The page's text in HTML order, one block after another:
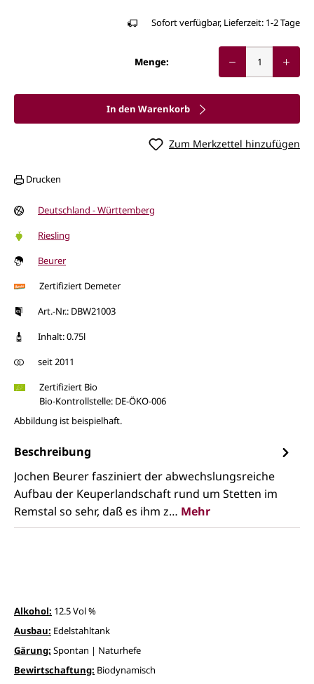
Sofort verfügbar, Lieferzeit: 1-2 Tage
Menge:
In den Warenkorb
Zum Merkzettel hinzufügen
Drucken
Deutschland - Württemberg
Riesling
Beurer
Zertifiziert Demeter
Art.-Nr.: DBW21003
Inhalt: 0.75l
seit 2011
Zertifiziert Bio
Bio-Kontrollstelle: DE-ÖKO-006
Abbildung ist beispielhaft.
Beschreibung
Jochen Beurer fasziniert der abwechslungsreiche
Aufbau der Keuperlandschaft rund um Stetten im
Remstal so sehr, daß es ihm z… Mehr
Alkohol: 12.5 Vol %
Ausbau: Edelstahltank
Gärung: Spontan | Naturhefe
Bewirtschaftung: Biodynamisch